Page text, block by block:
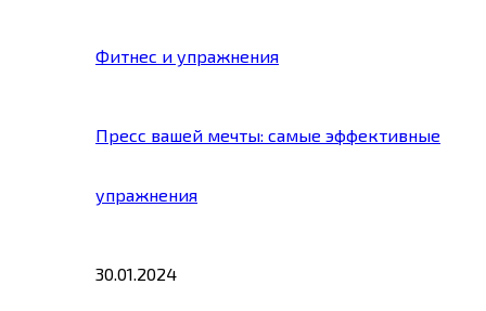
Фитнес и упражнения
Пресс вашей мечты: самые эффективные
упражнения
30.01.2024